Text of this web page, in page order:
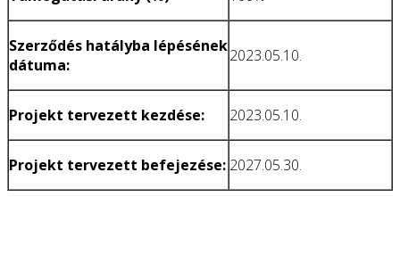
Szerződés hatályba lépésének
dátuma:
2023.05.10.
Projekt tervezett kezdése: 2023.05.10.
Projekt tervezett befejezése: 2027.05.30.